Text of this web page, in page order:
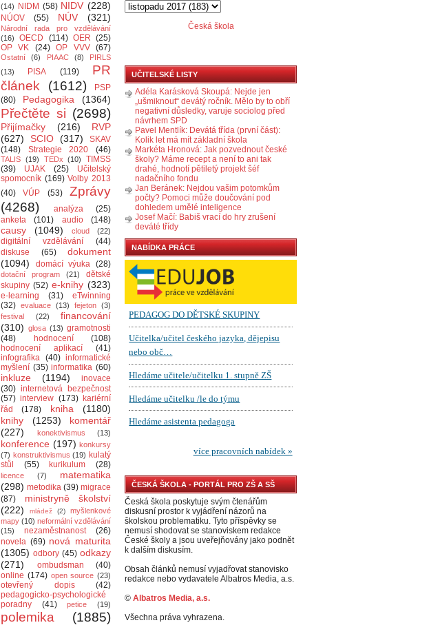
(14)
NIDM (58) NIDV (228)
NÚOV (55) NÚV (321)
Národní rada pro vzdělávání
(16)
OECD (114) OER (25)
OP VK
(24) OP VVV (67)
Ostatní (6) PIAAC (8)
PIRLS
(13)
PISA (119)
PR
článek
(1612)
PSP
(80)
Pedagogika (1364)
Přečtěte si (2698)
Přijímačky (216)
RVP
(627)
SCIO (317)
SKAV
(148)
Strategie 2020 (46)
TALIS (19) TEDx (10)
TIMSS
(39)
UJAK (25)
Učitelský
spomocník (169) Volby 2013
(40)
VÚP (53)
Zprávy
(4268)
analýza
(25)
anketa
(101) audio (148)
causy (1049) cloud (22)
digitální vzdělávání
(44)
diskuse
(65)
dokument
(1094)
domácí výuka (28)
dotační program (21)
dětské
skupiny (52) e-knihy (323)
e-learning (31)
eTwinning
(32) evaluace (13) fejeton (3)
festival
(22)
financování
(310) glosa (13) gramotnosti
(48)
hodnocení
(108)
hodnocení aplikací
(41)
infografika (40) informatické
myšlení (35) informatika (60)
inkluze (1194)
inovace
(30) internetová bezpečnost
(57) interview (173) kariérní
řád
(178) kniha
(1180)
knihy
(1253)
komentář
(227)
konektivismus (13)
konference (197) konkursy
(7) konstruktivismus (19) kulatý
stůl
(55) kurikulum (28)
licence (7)
matematika
(298) metodika (39) migrace
(87)
ministryně školství
(222)
mládež (2)
myšlenkové
mapy (10) neformální vzdělávání
(15)
nezaměstnanost
(26)
novela (69) nová maturita
(1305) odbory (45) odkazy
(271)
ombudsman
(40)
online (174) open source (23)
otevřený dopis
(42)
pedagogicko-psychologické
poradny
(41) petice (19)
polemika
(1885)
Česká škola
UČITELSKÉ LISTY
Adéla Karásková Skoupá: Nejde jen
„ušmiknout“ devátý ročník. Mělo by to obří
negativní důsledky, varuje sociolog před
návrhem SPD
Pavel Mentlík: Devátá třída (první část):
Kolik let má mít základní škola
Markéta Hronová: Jak pozvednout české
školy? Máme recept a není to ani tak
drahé, hodnotí pětiletý projekt šéf
nadačního fondu
Jan Beránek: Nejdou vašim potomkům
počty? Pomoci může doučování pod
dohledem umělé inteligence
Josef Mačí: Babiš vrací do hry zrušení
deváté třídy
NABÍDKA PRÁCE
ČESKÁ ŠKOLA - PORTÁL PRO ZŠ A SŠ
Česká škola poskytuje svým čtenářům
diskusní prostor k vyjádření názorů na
školskou problematiku. Tyto příspěvky se
nemusí shodovat se stanoviskem redakce
České školy a jsou uveřejňovány jako podnět
k dalším diskusím.
Obsah článků nemusí vyjadřovat stanovisko
redakce nebo vydavatele Albatros Media, a.s.
© Albatros Media, a.s.
Všechna práva vyhrazena.